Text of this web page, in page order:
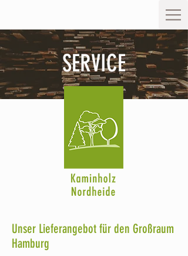
SERVICE
Unser Lieferangebot für den Großraum
Hamburg